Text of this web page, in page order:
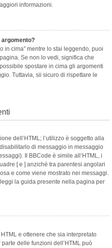
informazioni.
argomento?
in cima” mentre lo stai leggendo, puoi
Se non lo vedi, significa che
spostare in cima gli argomenti
Tuttavia, sii sicuro di rispettare le
dell’HTML; l’utilizzo è soggetto alla
di messaggio in messaggio
Il BBCode è simile all’HTML, i
[ e ] anziché tra parentesi angolari
e come viene mostrato nei messaggi.
la guida presente nella pagina per
e ottenere che sia interpretato
delle funzioni dell’HTML può